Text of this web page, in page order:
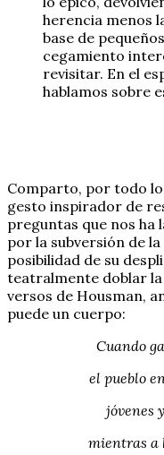
herencia menos
base de
cegamiento
revisitar. En el
hablamos sobre
Comparto, por todo
gesto inspirador de
preguntas que nos ha
por la subversión de
posibilidad de su
teatralmente doblar
versos de Housman,
puede un cuerpo:
Cuando
el pueblo
jóvenes
mientras a